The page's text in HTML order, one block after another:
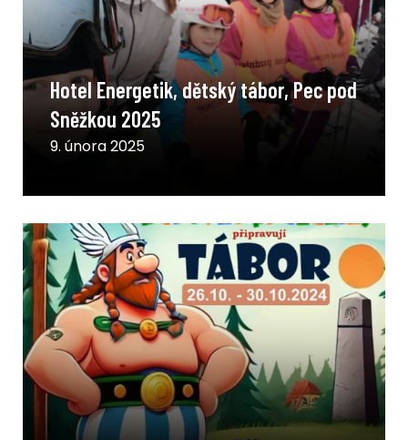
Hotel Energetik, dětský tábor, Pec pod
Sněžkou 2025
9. února 2025